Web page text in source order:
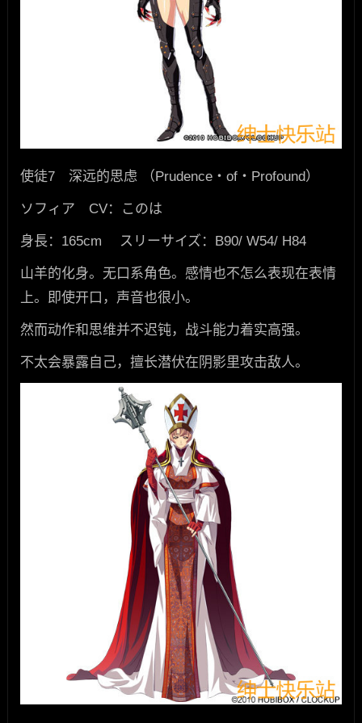
使徒7 深远的思虑 （Prudence・of・Profound）
ソフィア CV：このは
身長：165cm スリーサイズ：B90/ W54/ H84
山羊的化身。无口系角色。感情也不怎么表现在表情
上。即使开口，声音也很小。
然而动作和思维并不迟钝，战斗能力着实高强。
不太会暴露自己，擅长潜伏在阴影里攻击敌人。